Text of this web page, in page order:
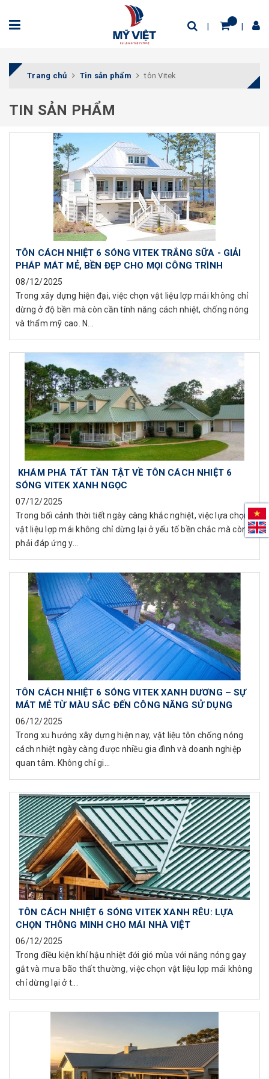
Trang chủ Tin sản phẩm tôn Vitek
TIN SẢN PHẨM
TÔN CÁCH NHIỆT 6 SÓNG VITEK TRẮNG SỮA - GIẢI
PHÁP MÁT MẺ, BỀN ĐẸP CHO MỌI CÔNG TRÌNH
08/12/2025
Trong xây dựng hiện đại, việc chọn vật liệu lợp mái không chỉ
dừng ở độ bền mà còn cần tính năng cách nhiệt, chống nóng
và thẩm mỹ cao. N...
KHÁM PHÁ TẤT TẦN TẬT VỀ TÔN CÁCH NHIỆT 6
SÓNG VITEK XANH NGỌC
07/12/2025
Trong bối cảnh thời tiết ngày càng khắc nghiệt, việc lựa chọn
vật liệu lợp mái không chỉ dừng lại ở yếu tố bền chắc mà còn
phải đáp ứng y...
TÔN CÁCH NHIỆT 6 SÓNG VITEK XANH DƯƠNG – SỰ
MÁT MẺ TỪ MÀU SẮC ĐẾN CÔNG NĂNG SỬ DỤNG
06/12/2025
Trong xu hướng xây dựng hiện nay, vật liệu tôn chống nóng
cách nhiệt ngày càng được nhiều gia đình và doanh nghiệp
quan tâm. Không chỉ gi...
TÔN CÁCH NHIỆT 6 SÓNG VITEK XANH RÊU: LỰA
CHỌN THÔNG MINH CHO MÁI NHÀ VIỆT
06/12/2025
Trong điều kiện khí hậu nhiệt đới gió mùa với nắng nóng gay
gắt và mưa bão thất thường, việc chọn vật liệu lợp mái không
chỉ dừng lại ở t...